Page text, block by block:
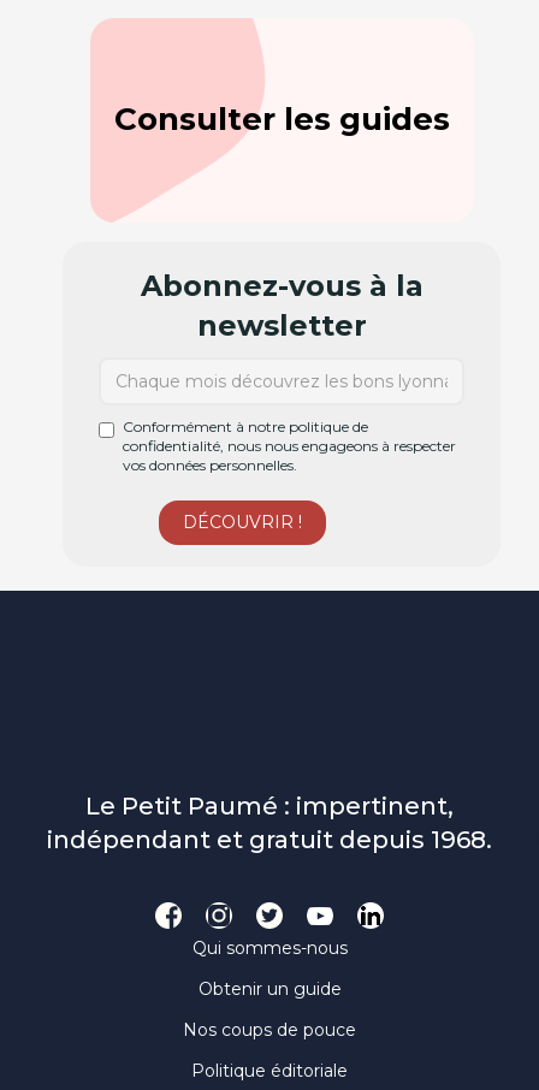
Consulter les guides
Abonnez-vous à la
newsletter
Conformément à notre politique de
confidentialité, nous nous engageons à respecter
vos données personnelles.
Le Petit Paumé : impertinent,
indépendant et gratuit depuis 1968.
Qui sommes-nous
Obtenir un guide
Nos coups de pouce
Politique éditoriale